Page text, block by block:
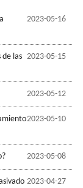
2023-05-16
2023-05-15
de las
2023-05-12
2023-05-10
2023-05-08
2023-04-27